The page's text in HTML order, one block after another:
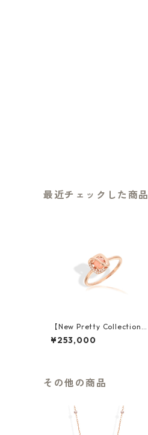
最近チェックした商品
【New Pretty Collection】
K18PG Pink Opal Ring
¥253,000
その他の商品